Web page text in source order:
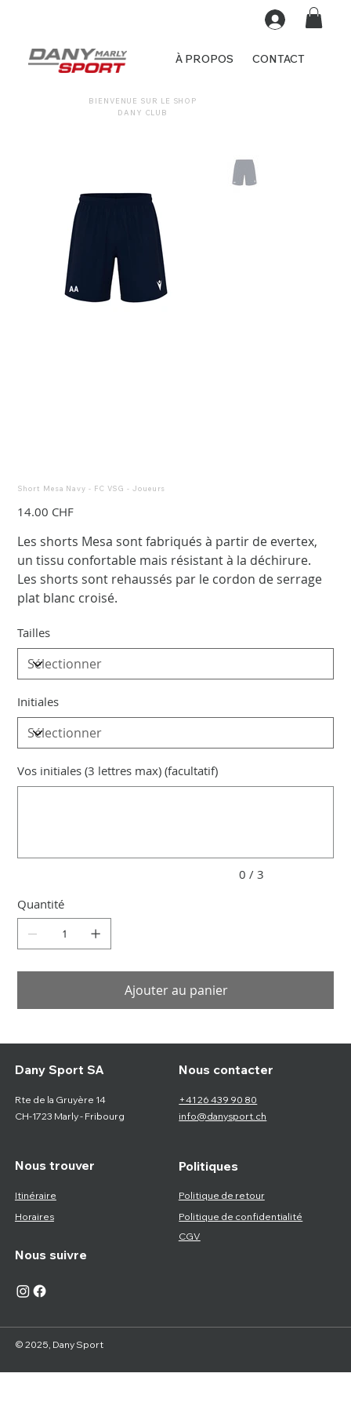
DANY CLUB
BIENVENUE SUR LE SHOP
À PROPOS CONTACT
Short Mesa Navy - FC VSG - Joueurs
14.00 CHF
Les shorts Mesa sont fabriqués à partir de evertex,
un tissu confortable mais résistant à la déchirure.
Les shorts sont rehaussés par le cordon de serrage
plat blanc croisé.
Tailles
Initiales
Vos initiales (3 lettres max) (facultatif)
0 / 3
Quantité
Ajouter au panier
Nous trouver
Itinéraire
Dany Sport SA
Rte de la Gruyère 14
CH-1723 Marly - Fribourg
Nous suivre
© 2025, Dany Sport
Horaires
Politiques
Politique de retour
Nous contacter
+41 26 439 90 80
info@danysport.ch
Politique de confidentialité
CGV